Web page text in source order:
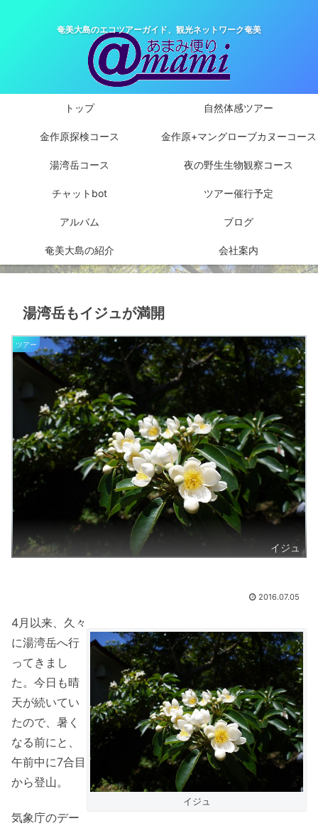
奄美大島のエコツアーガイド、観光ネットワーク奄美
トップ 自然体感ツアー
金作原探検コース 金作原+マングローブカヌーコース
湯湾岳コース 夜の野生生物観察コース
チャットbot ツアー催行予定
アルバム ブログ
奄美大島の紹介 会社案内
湯湾岳もイジュが満開
ツアー
イジュ
2016.07.05
イジュ
4月以来、久々
に湯湾岳へ行
ってきまし
た。今日も晴
天が続いてい
たので、暑く
なる前にと、
午前中に7合目
から登山。
気象庁のデー